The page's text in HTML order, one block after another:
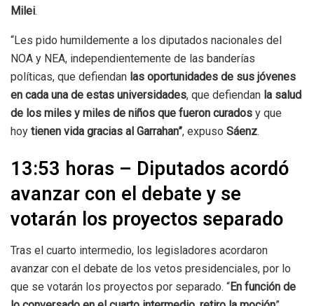
Milei.
“Les pido humildemente a los diputados nacionales del
NOA y NEA, independientemente de las banderías
políticas, que defiendan las oportunidades de sus jóvenes
en cada una de estas universidades, que defiendan la salud
de los miles y miles de niños que fueron curados y que
hoy tienen vida gracias al Garrahan”, expuso Sáenz.
13:53 horas – Diputados acordó
avanzar con el debate y se
votarán los proyectos separado
Tras el cuarto intermedio, los legisladores acordaron
avanzar con el debate de los vetos presidenciales, por lo
que se votarán los proyectos por separado. “En función de